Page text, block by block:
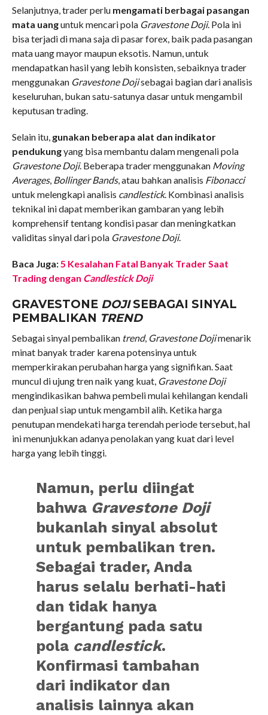
Selanjutnya, trader perlu mengamati berbagai pasangan
mata uanguntuk mencari pola Gravestone Doji. Pola ini
bisa terjadi di mana saja di pasar forex, baik pada pasangan
mata uang mayor maupun eksotis. Namun, untuk
mendapatkan hasil yang lebih konsisten, sebaiknya trader
menggunakan Gravestone Dojisebagai bagian dari analisis
keseluruhan, bukan satu-satunya dasar untuk mengambil
keputusan trading.
Selain itu, gunakan beberapa alat dan indikator
pendukungyang bisa membantu dalam mengenali pola
Gravestone Doji. Beberapa trader menggunakan Moving
Averages, Bollinger Bands, atau bahkan analisis Fibonacci
untuk melengkapi analisis candlestick. Kombinasi analisis
teknikal ini dapat memberikan gambaran yang lebih
komprehensif tentang kondisi pasar dan meningkatkan
validitas sinyal dari pola Gravestone Doji.
Baca Juga:5 Kesalahan Fatal Banyak Trader Saat
Trading dengan Candlestick Doji
GRAVESTONE DOJISEBAGAI SINYAL
PEMBALIKAN TREND
Sebagai sinyal pembalikan trend, Gravestone Dojimenarik
minat banyak trader karena potensinya untuk
memperkirakan perubahan harga yang signifikan. Saat
muncul di ujung tren naik yang kuat, Gravestone Doji
mengindikasikan bahwa pembeli mulai kehilangan kendali
dan penjual siap untuk mengambil alih. Ketika harga
penutupan mendekati harga terendah periode tersebut, hal
ini menunjukkan adanya penolakan yang kuat dari level
harga yang lebih tinggi.
Namun, perlu diingat
bahwa Gravestone Doji
bukanlah sinyal absolut
untuk pembalikan tren.
Sebagai trader, Anda
harus selalu berhati-hati
dan tidak hanya
bergantung pada satu
pola candlestick.
Konfirmasi tambahan
dari indikator dan
analisis lainnya akan